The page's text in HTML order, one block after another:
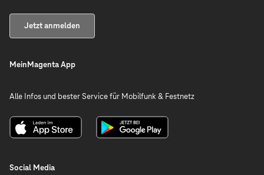
Jetzt anmelden
MeinMagenta App
Alle Infos und bester Service für Mobilfunk & Festnetz
Social Media